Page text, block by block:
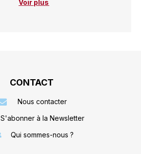
Voir plus
CONTACT
Nous contacter
S'abonner à la Newsletter
Qui sommes-nous ?